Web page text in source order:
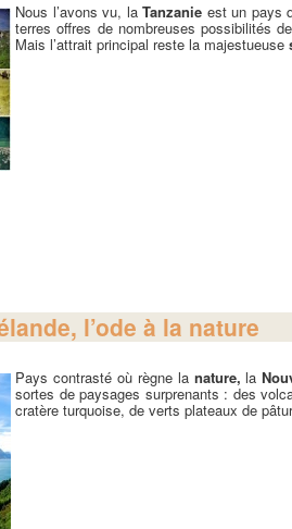
Nous l’avons vu, laTanzanie est un pays
terres offres de nombreuses possibilités
Mais l’attrait principal reste la majestueuse
l’ode à la nature
Pays contrasté où règne la nature, la
sortes de paysages surprenants : des
cratère turquoise, de verts plateaux de